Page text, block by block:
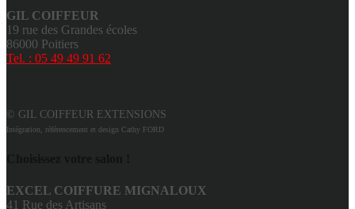
GIL COIFFEUR
19 rue des Grandes écoles
86000 Poitiers
Tel. : 05 49 49 91 62
© GIL COIFFEUR EXTENSIONS
Intégration, référencement et design Cathy FORD
EXCEL COIFFURE MIGNALOUX
41 Rue des Artisans